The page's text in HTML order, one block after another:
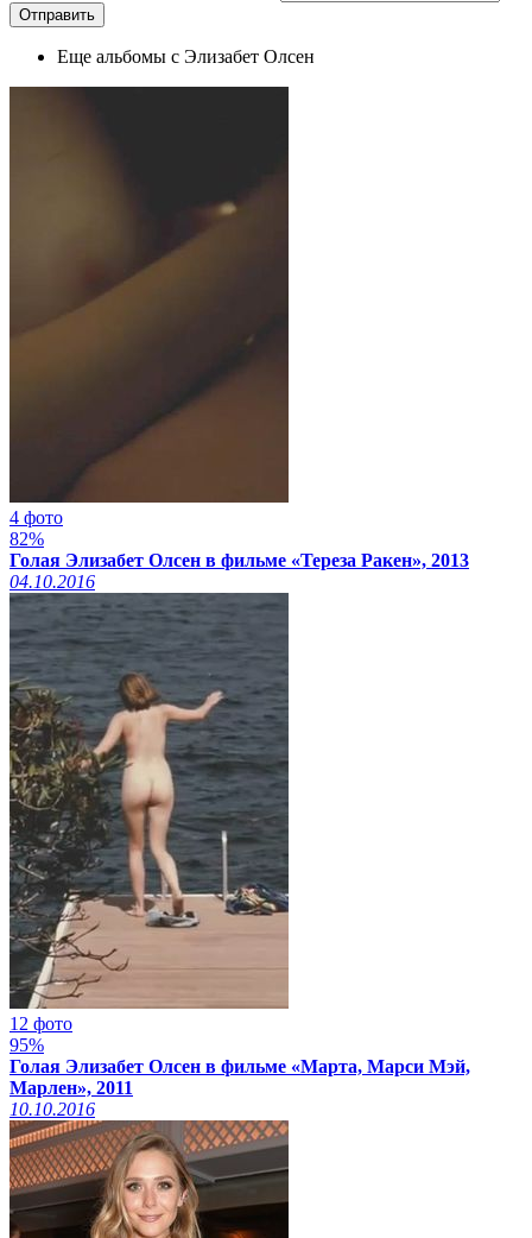
Еще альбомы с Элизабет Олсен
4 фото
82%
Голая Элизабет Олсен в фильме «Тереза Ракен», 2013
04.10.2016
12 фото
95%
Голая Элизабет Олсен в фильме «Марта, Марси Мэй,
Марлен», 2011
10.10.2016